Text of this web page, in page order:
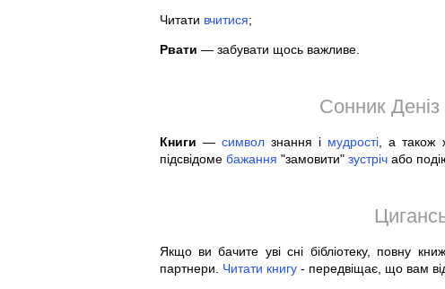
Читати вчитися;
Рвати — забувати щось важливе.
Сонник
Книги — символзнання і мудрості , а також
підсвідоме бажання "замовити" зустрічабо
Якщо ви бачите уві сні бібліотеку, повну
партнери. Читати книгу- передвіщає, що вам